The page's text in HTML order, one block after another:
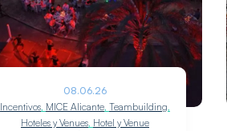
08.06.26
Incentivos, MICE Alicante, Teambuilding
Hoteles y Venues, Hotel y Venue